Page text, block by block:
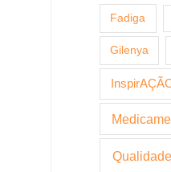
Fadiga
Gilenya